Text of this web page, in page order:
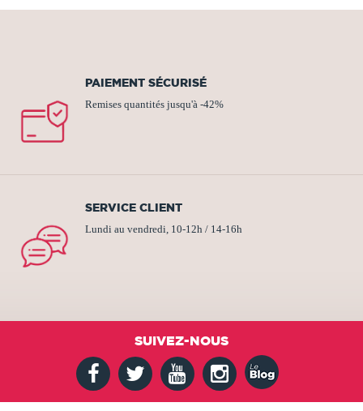
PAIEMENT SÉCURISÉ
Remises quantités jusqu'à -42%
SERVICE CLIENT
Lundi au vendredi, 10-12h / 14-16h
SUIVEZ-NOUS